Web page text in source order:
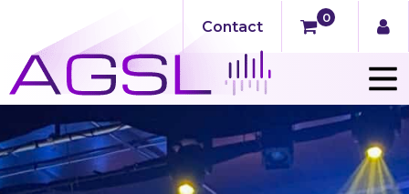
Contact
0